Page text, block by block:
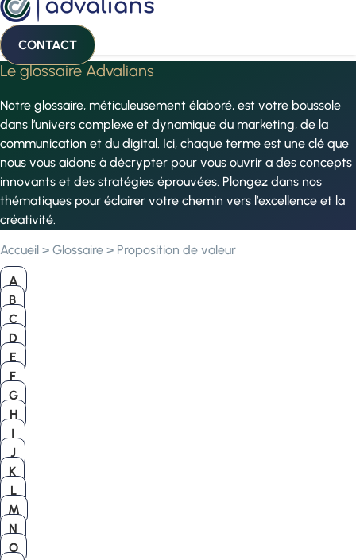
CONTACT
Le glossaire Advalians
Notre glossaire, méticuleusement élaboré, est votre boussole
dans l’univers complexe et dynamique du marketing, de la
communication et du digital. Ici, chaque terme est une clé que
nous vous aidons à décrypter pour vous ouvrir a des concepts
innovants et des stratégies éprouvées. Plongez dans nos
thématiques pour éclairer votre chemin vers l’excellence et la
créativité.
Accueil > Glossaire > Proposition de valeur
A
B
C
D
E
F
G
H
I
J
K
L
M
N
O